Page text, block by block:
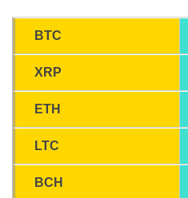
BTC
XRP
ETH
LTC
BCH